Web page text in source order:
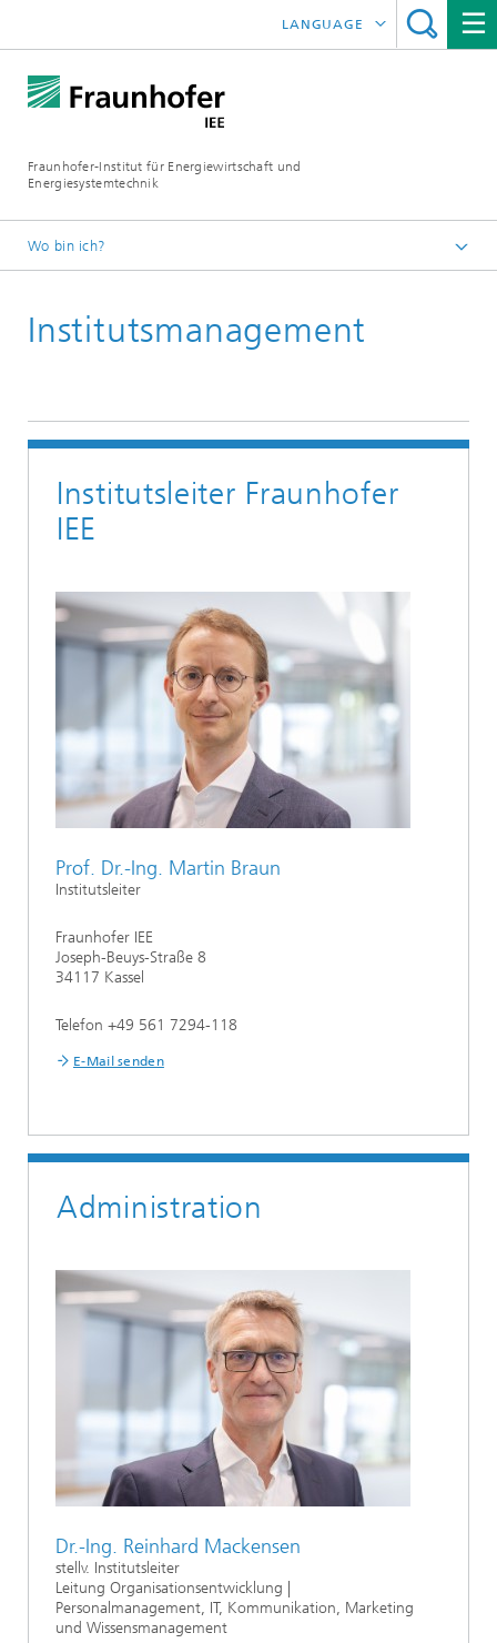
Fraunhofer-Institut für Energiewirtschaft und
Energiesystemtechnik
LANGUAGE
Wo bin ich?
Institut
Institutsmanagement
Institutsleiter Fraunhofer
IEE
Prof. Dr.-Ing. Martin Braun
Institutsleiter
Fraunhofer IEE
Joseph-Beuys-Straße 8
34117 Kassel
Telefon +49 561 7294-118
E-Mail senden
Administration
Dr.-Ing. Reinhard Mackensen
stellv. Institutsleiter
Leitung Organisationsentwicklung |
Personalmanagement, IT, Kommunikation, Marketing
und Wissensmanagement